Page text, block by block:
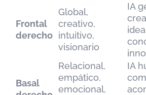
Frontal
derecho
Global,
creativo,
intuitivo,
visionario
IA
Basal
Relacional,
empático,
emocional,
IA